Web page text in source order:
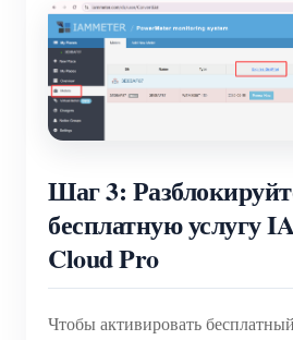
Шаг 3:
бесплатную услугу
Cloud Pro
Чтобы активировать